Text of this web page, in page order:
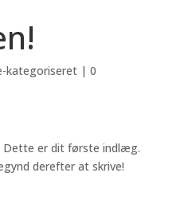
kategoriseret| 0
Dette er dit første indlæg.
derefter at skrive!